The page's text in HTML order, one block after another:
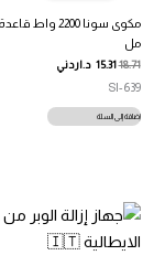
مل
18.71
15.31 د.اردني
SI-639
إضافة إلى السلة